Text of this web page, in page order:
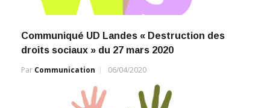
Communiqué UD Landes « Destruction des
droits sociaux » du 27 mars 2020
Par Communication 06/04/2020